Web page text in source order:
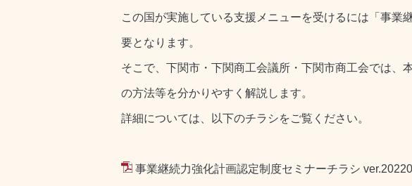
この国が実施している支援メニューを受けるには「事業
要となります。
そこで、下関市・下関商工会議所・下関市商工会では、
の方法等を分かりやすく解説します。
詳細については、以下のチラシをご覧ください。
事業継続力強化計画認定制度セミナーチラシ